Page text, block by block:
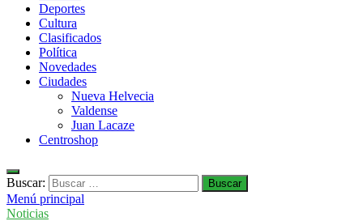
Deportes
Cultura
Clasificados
Política
Novedades
Ciudades
Nueva Helvecia
Valdense
Juan Lacaze
Centroshop
Buscar:
Menú principal
Noticias